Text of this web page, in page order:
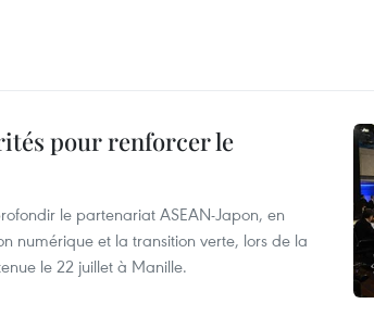
pour renforcer le
le partenariat ASEAN-Japon, en
numérique et la transition verte, lors de la
le 22 juillet à Manille.